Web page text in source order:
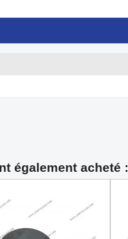
également acheté :